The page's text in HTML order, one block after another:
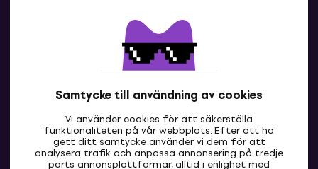
Samtycke till användning av cookies
Vi använder cookies för att säkerställa
funktionaliteten på vår webbplats. Efter att ha
gett ditt samtycke använder vi dem för att
analysera trafik och anpassa annonsering på tredje
parts annonsplattformar, alltid i enlighet med
Kontakta oss